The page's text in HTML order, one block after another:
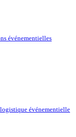
événementielles
événementielle